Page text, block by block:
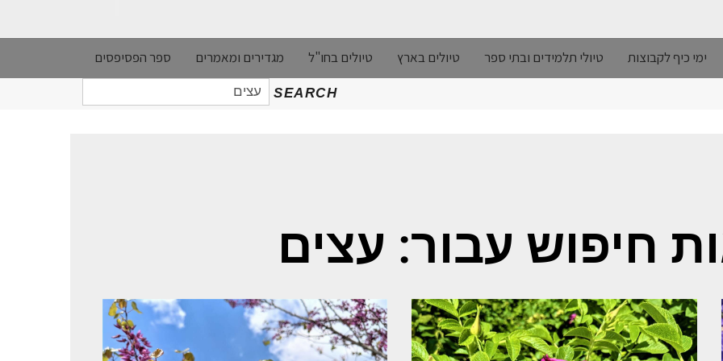
ימי כיף לקבוצות טיולי תלמידים ובתי ספר טיולים בארץ טיולים בחו"ל מגדירים ומאמרים ספר הפסיפסים
SEARCH
חיפוש
עבור:
חיפוש עבור: עצים